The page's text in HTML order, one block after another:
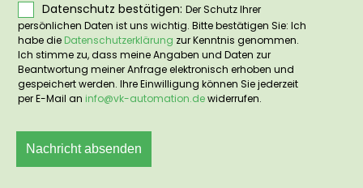
Datenschutz
bestätigen
(erforderlich)
Datenschutz bestätigen: Der Schutz Ihrer
persönlichen Daten ist uns wichtig. Bitte bestätigen Sie: Ich
habe die Datenschutzerklärung zur Kenntnis genommen.
Ich stimme zu, dass meine Angaben und Daten zur
Beantwortung meiner Anfrage elektronisch erhoben und
gespeichert werden. Ihre Einwilligung können Sie jederzeit
per E-Mail an info@vk-automation.dewiderrufen.